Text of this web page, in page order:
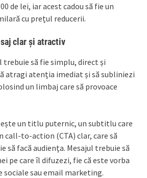
de lei, iar acest cadou să fie un
cu prețul reducerii.
clar și atractiv
să fie simplu, direct și
atragi atenția imediat și să subliniezi
un limbaj care să provoace
un titlu puternic, un subtitlu care
call-to-action (CTA) clar, care să
să facă audiența. Mesajul trebuie să
pe care îl difuzezi, fie că este vorba
sociale sau email marketing.